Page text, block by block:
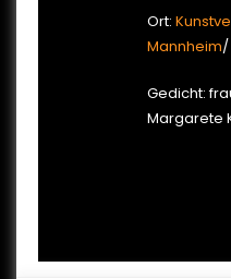
Ort:
Mannheim/
Gedicht:
Margarete